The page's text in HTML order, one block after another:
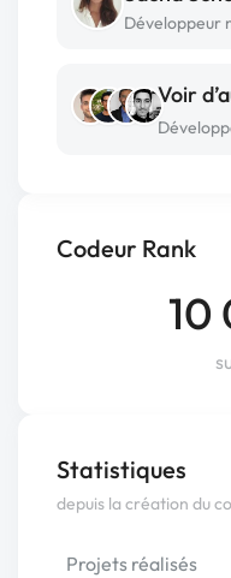
Codeur Rank
10
Statistiques
depuis la création du
Projets réalisés
Développeur
Voir